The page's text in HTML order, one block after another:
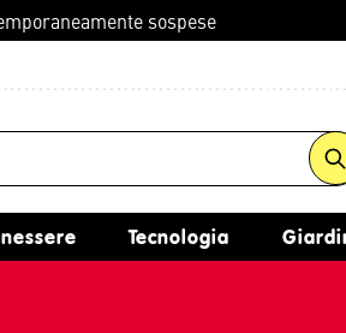
sospese
Tecnologia